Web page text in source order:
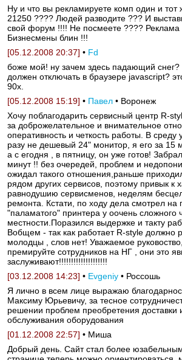
Ну и что вы рекламируете комп один и тот
21250 ???? Людей разводите ??? И
свой форум !!!! Не посмеете ????
Бизнесмены блин !!!
[05.12.2008 20:37] • Fd
боже мой! ну зачем здесь падающий снег?
должен отключать в браузере javascript?
90x.
[05.12.2008 15:19] • Павел • Воронеж
Хочу поблагодарить сервисный центр R-
за доброжелательное и внимательное
оперативность и четкость работы. В
разу не дешевый 24" монитор, я его за 15
а с егодня , в пятницу, он уже готов!
минут !! без очередей, проблем и
ожидал такого отношения,раньше
рядом других сервисов, поэтому привык к
равнодушию сервисменов, неделям
ремонта. Кстати, по ходу дела смотрел на
"паламатого" принтера у оочень сложного
местности.Поразился выдержке и такту
Вобщем - так как работает R-style должно
молодцы , слов нет! Уважаемое
премируйте сотрудников на НГ , они это
заслуживают!!!!!!!!!!!!!!!!!!!!
[03.12.2008 14:23] • Evgeniy • Россошь
Я лично в всем лице выражаю
Максиму Юрьевичу, за тесное
решении проблем преобретения доставки
обслуживания оборудования
[01.12.2008 22:57] • Миша
Добрый день. Сайт стал более